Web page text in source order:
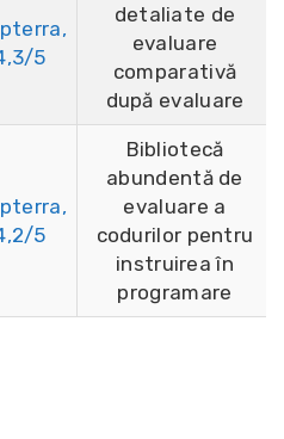
5
detaliate de
evaluare
comparativă
după evaluare
5
Bibliotecă
abundentă de
evaluare a
codurilor pentru
instruirea în
programare